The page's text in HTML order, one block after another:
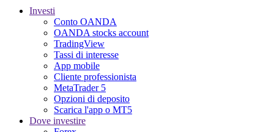
Investi
Conto OANDA
OANDA stocks account
TradingView
Tassi di interesse
App mobile
Cliente professionista
MetaTrader 5
Opzioni di deposito
Scarica l'app o MT5
Dove investire